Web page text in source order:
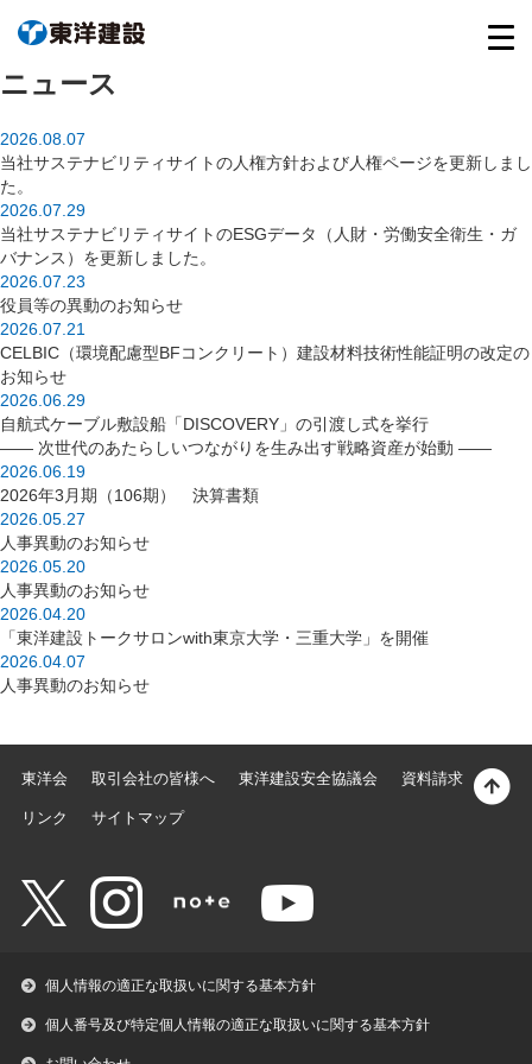
ニュース
2026.08.07
当社サステナビリティサイトの人権方針および人権ページを更新しまし
た。
2026.07.29
当社サステナビリティサイトのESGデータ（人財・労働安全衛生・ガ
バナンス）を更新しました。
2026.07.23
役員等の異動のお知らせ
2026.07.21
CELBIC（環境配慮型BFコンクリート）建設材料技術性能証明の改定の
お知らせ
2026.06.29
自航式ケーブル敷設船「DISCOVERY」の引渡し式を挙行
―― 次世代のあたらしいつながりを生み出す戦略資産が始動 ――
2026.06.19
2026年3月期（106期） 決算書類
2026.05.27
人事異動のお知らせ
2026.05.20
人事異動のお知らせ
2026.04.20
「東洋建設トークサロンwith東京大学・三重大学」を開催
2026.04.07
人事異動のお知らせ
東洋会 取引会社の皆様へ 東洋建設安全協議会 資料請求
リンク サイトマップ
個人情報の適正な取扱いに関する基本方針
個人番号及び特定個人情報の適正な取扱いに関する基本方針